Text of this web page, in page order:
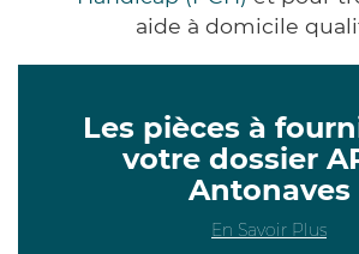
aide à domicile
Les pièces à
votre dossier
Antonaves
En Savoir Plus